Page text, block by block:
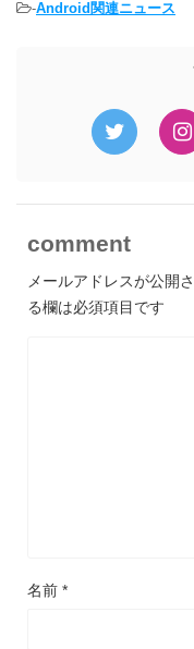
-Android関連ニュース
comment
メールアドレスが公開
る欄は必須項目です
名前 *